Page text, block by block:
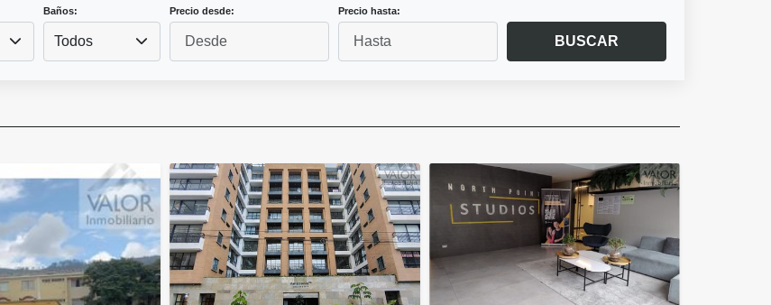
Baños:
Todos
Precio desde: Precio hasta:
BUSCAR